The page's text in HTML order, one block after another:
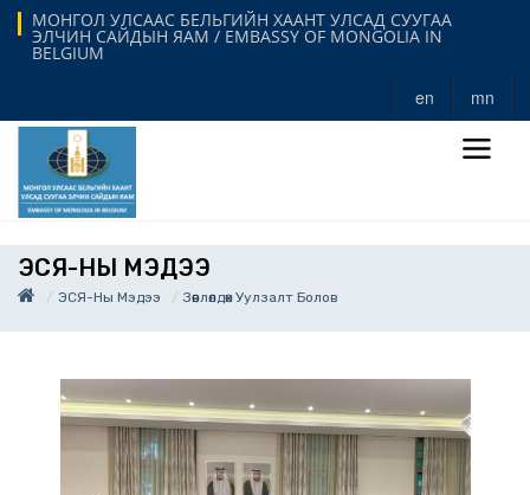
МОНГОЛ УЛСААС БЕЛЬГИЙН ХААНТ УЛСАД СУУГАА
ЭЛЧИН САЙДЫН ЯАМ / EMBASSY OF MONGOLIA IN
BELGIUM
en mn
ЭСЯ-НЫ МЭДЭЭ
ЭСЯ-Ны Мэдээ Зөвлөлдөх Уулзалт Болов